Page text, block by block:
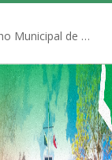
Políticas Municipais aprovadas pelo Conselho Municipal de Educação (CME)